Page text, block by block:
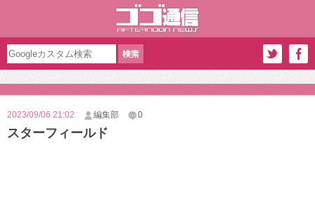
2023/09/06 21:02 編集部 0
スターフィールド